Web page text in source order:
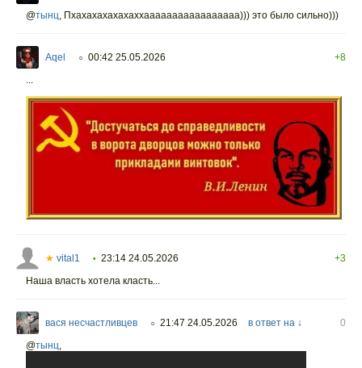
@тынц Пхахахахахахаххааааааааааааааааа))) это было сильно)))
Aqel ○ 00:42 25.05.2026
+8
★ vital1 • 23:14 24.05.2026
+3
Наша власть хотела класть...
вася несчастливцев ○ 21:47 24.05.2026 в ответ на ↓
0
@тынц,